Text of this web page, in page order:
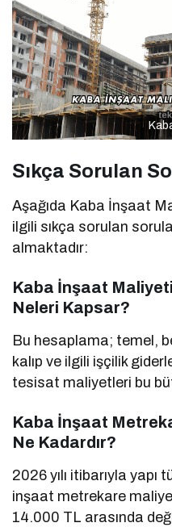
Sıkça Sorulan
Aşağıda Kaba İnşaat
ilgili sıkça sorulan
almaktadır:
Kaba İnşaat
Neleri Kapsar?
Bu hesaplama; temel,
kalıp ve ilgili işçilik
tesisat maliyetleri bu
Kaba İnşaat
Ne Kadardır?
2026 yılı itibarıyla yapı
inşaat metrekare
14.000 TL arasında